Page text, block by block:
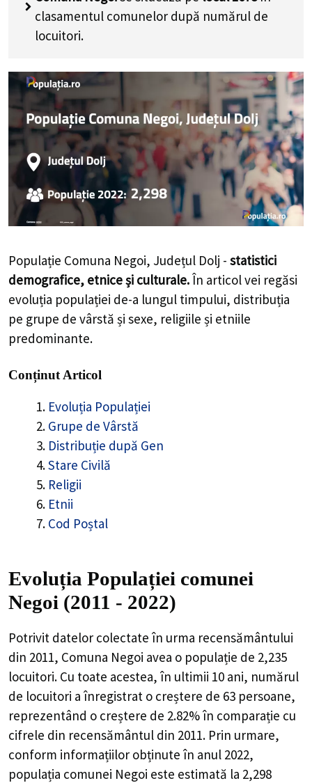
clasamentul comunelor după numărul de
locuitori.
Populație Comuna Negoi, Județul Dolj - statistici
demografice, etnice și culturale.În articol vei regăsi
evoluția populației de-a lungul timpului, distribuția
pe grupe de vârstă și sexe, religiile și etniile
predominante.
Conținut Articol
Evoluția Populației
Grupe de Vârstă
Distribuție după Gen
Stare Civilă
Religii
Etnii
Cod Poștal
Evoluția Populației comunei
Negoi (2011 - 2022)
Potrivit datelor colectate în urma recensământului
din 2011, Comuna Negoi avea o populație de 2,235
locuitori. Cu toate acestea, în ultimii 10 ani, numărul
de locuitori a înregistrat o creștere de 63 persoane,
reprezentând o creștere de 2.82%în comparație cu
cifrele din recensământul din 2011. Prin urmare,
conform informațiilor obținute în anul 2022,
populația comunei Negoi este estimată la 2,298